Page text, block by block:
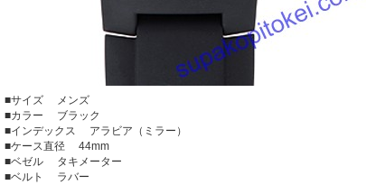
■サイズ メンズ
■カラー ブラック
■インデックス アラビア（ミラー）
■ケース直径 44mm
■ベゼル タキメーター
■ベルト ラバー